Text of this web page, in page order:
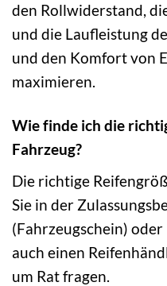
den Rollwiderstand,
und die Laufleistung
und den Komfort von
maximieren.
Wie finde ich die
Fahrzeug?
Die richtige
Sie in der
(Fahrzeugschein) oder
auch einen
um Rat fragen.